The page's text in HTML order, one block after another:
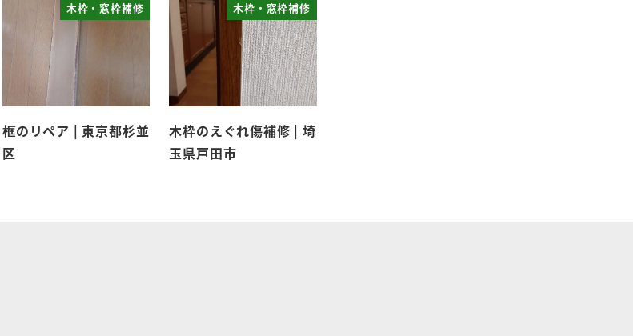
木枠・窓枠補修
框のリペア | 東京都杉並
区
木枠・窓枠補修
木枠のえぐれ傷補修 | 埼
玉県戸田市